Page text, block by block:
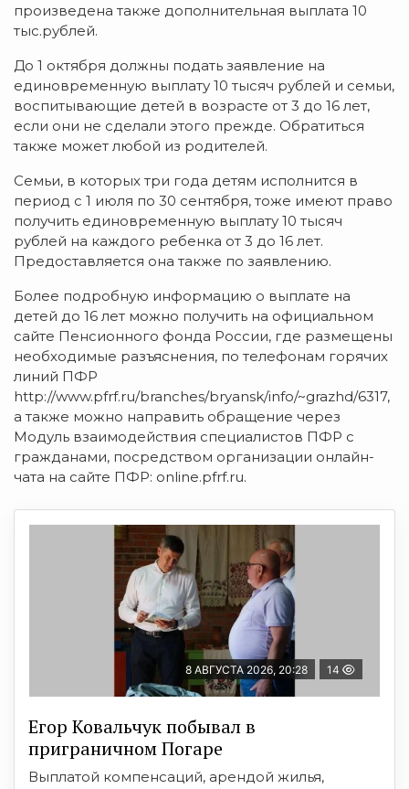
произведена также дополнительная выплата 10
тыс.рублей.
До 1 октября должны подать заявление на
единовременную выплату 10 тысяч рублей и семьи,
воспитывающие детей в возрасте от 3 до 16 лет,
если они не сделали этого прежде. Обратиться
также может любой из родителей.
Семьи, в которых три года детям исполнится в
период с 1 июля по 30 сентября, тоже имеют право
получить единовременную выплату 10 тысяч
рублей на каждого ребенка от 3 до 16 лет.
Предоставляется она также по заявлению.
Более подробную информацию о выплате на
детей до 16 лет можно получить на официальном
сайте Пенсионного фонда России, где размещены
необходимые разъяснения, по телефонам горячих
линий ПФР
http://www.pfrf.ru/branches/bryansk/info/~grazhd/6317,
а также можно направить обращение через
Модуль взаимодействия специалистов ПФР с
гражданами, посредством организации онлайн-
чата на сайте ПФР: online.pfrf.ru.
8 АВГУСТА 2026, 20:28 14
Егор Ковальчук побывал в
приграничном Погаре
Выплатой компенсаций, арендой жилья,